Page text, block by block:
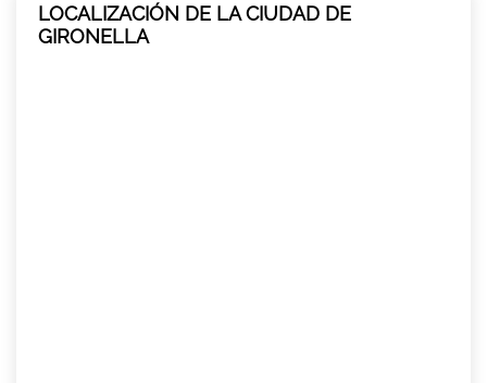
LOCALIZACIÓN DE LA CIUDAD DE
GIRONELLA